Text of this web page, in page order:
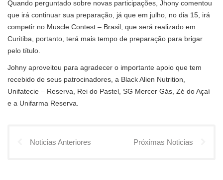
Quando perguntado sobre novas participações, Jhony comentou
que irá continuar sua preparação, já que em julho, no dia 15, irá
competir no Muscle Contest – Brasil, que será realizado em
Curitiba, portanto, terá mais tempo de preparação para brigar
pelo título.
Johny aproveitou para agradecer o importante apoio que tem
recebido de seus patrocinadores, a Black Alien Nutrition,
Unifatecie – Reserva, Rei do Pastel, SG Mercer Gás, Zé do Açaí
e a Unifarma Reserva.
Noticias Anteriores Próximas Noticias